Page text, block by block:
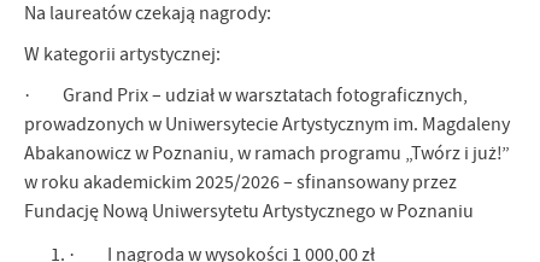
Na laureatów czekają nagrody:
W kategorii artystycznej:
· Grand Prix – udział w warsztatach fotograficznych,
prowadzonych w Uniwersytecie Artystycznym im. Magdaleny
Abakanowicz w Poznaniu, w ramach programu „Twórz i już!”
w roku akademickim 2025/2026 – sfinansowany przez
Fundację Nową Uniwersytetu Artystycznego w Poznaniu
· I nagroda w wysokości 1 000,00 zł